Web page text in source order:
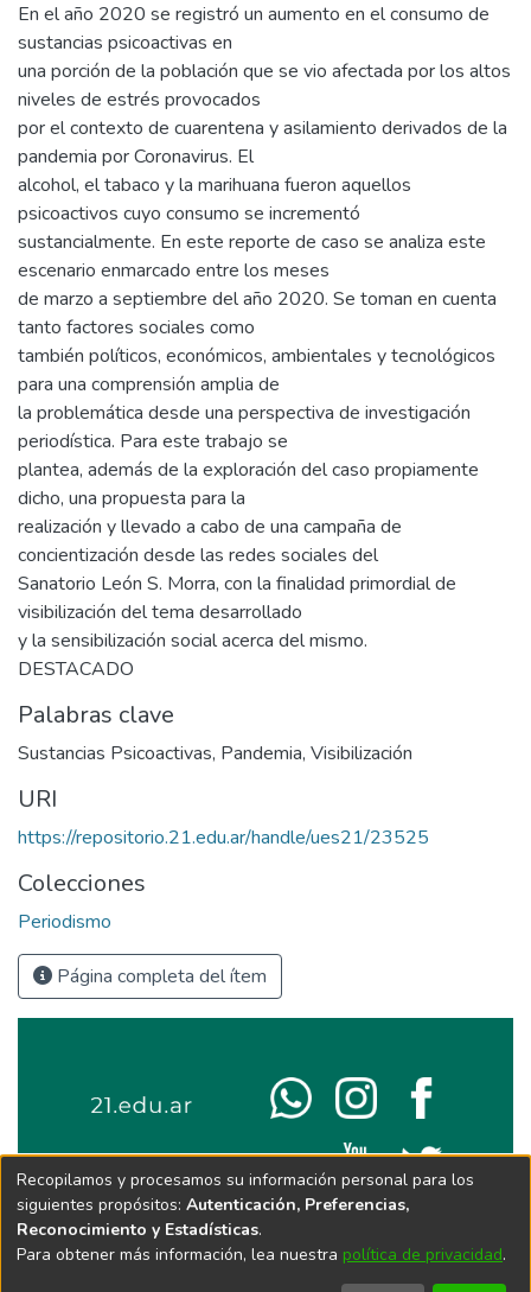
En el año 2020 se registró un aumento en el consumo de
sustancias psicoactivas en
una porción de la población que se vio afectada por los altos
niveles de estrés provocados
por el contexto de cuarentena y asilamiento derivados de la
pandemia por Coronavirus. El
alcohol, el tabaco y la marihuana fueron aquellos
psicoactivos cuyo consumo se incrementó
sustancialmente. En este reporte de caso se analiza este
escenario enmarcado entre los meses
de marzo a septiembre del año 2020. Se toman en cuenta
tanto factores sociales como
también políticos, económicos, ambientales y tecnológicos
para una comprensión amplia de
la problemática desde una perspectiva de investigación
periodística. Para este trabajo se
plantea, además de la exploración del caso propiamente
dicho, una propuesta para la
realización y llevado a cabo de una campaña de
concientización desde las redes sociales del
Sanatorio León S. Morra, con la finalidad primordial de
visibilización del tema desarrollado
y la sensibilización social acerca del mismo.
DESTACADO
Palabras clave
Sustancias Psicoactivas, Pandemia, Visibilización
URI
https://repositorio.21.edu.ar/handle/ues21/23525
Colecciones
Periodismo
Página completa del ítem
Recopilamos y procesamos su información personal para los
siguientes propósitos: Autenticación, Preferencias,
Reconocimiento y Estadísticas.
Para obtener más información, lea nuestra política de privacidad.